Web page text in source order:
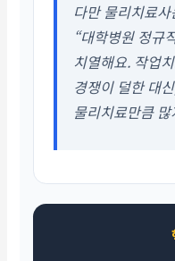
다만 물리치료
“대학병원 정규
치열해요. 작업
경쟁이 덜한 대
물리치료만큼